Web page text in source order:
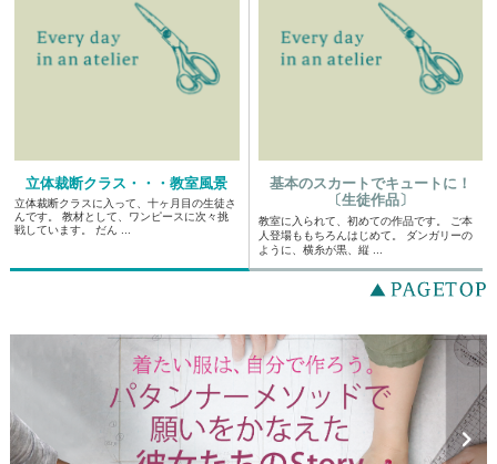
立体裁断クラス・・・教室風景
立体裁断クラスに入って、十ヶ月目の生徒さ
んです。 教材として、ワンピースに次々挑
戦しています。 だん ...
基本のスカートでキュートに！
〔生徒作品〕
教室に入られて、初めての作品です。 ご本
人登場ももちろんはじめて。 ダンガリーの
ように、横糸が黒、縦 ...